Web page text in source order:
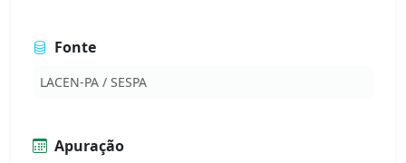
Fonte
LACEN-PA / SESPA
Apuração